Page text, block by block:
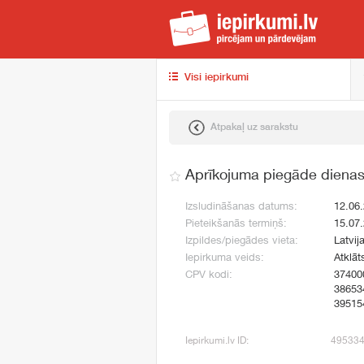
Visi iepirkumi
Atpakaļ uz sarakstu
Aprīkojuma piegāde
Izsludināšanas datums:
Pieteikšanās termiņš:
Izpildes/piegādes vieta:
Iepirkuma veids:
CPV kodi:
Iepirkumi.lv ID: